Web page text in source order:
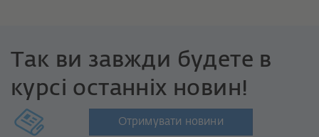
Так ви завжди будете в
курсі останніх новин!
Отримувати новини